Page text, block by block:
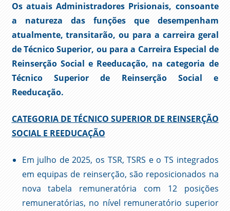
Os atuais Administradores Prisionais, consoante
a natureza das funções que desempenham
atualmente, transitarão, ou para a carreira geral
de Técnico Superior, ou para a Carreira Especial de
Reinserção Social e Reeducação, na categoria de
Técnico Superior de Reinserção Social e
Reeducação.
CATEGORIA DE TÉCNICO SUPERIOR DE REINSERÇÃO
SOCIAL E REEDUCAÇÃO
Em julho de 2025, os TSR, TSRS e o TS integrados
em equipas de reinserção, são reposicionados na
nova tabela remuneratória com 12 posições
remuneratórias, no nível remuneratório superior